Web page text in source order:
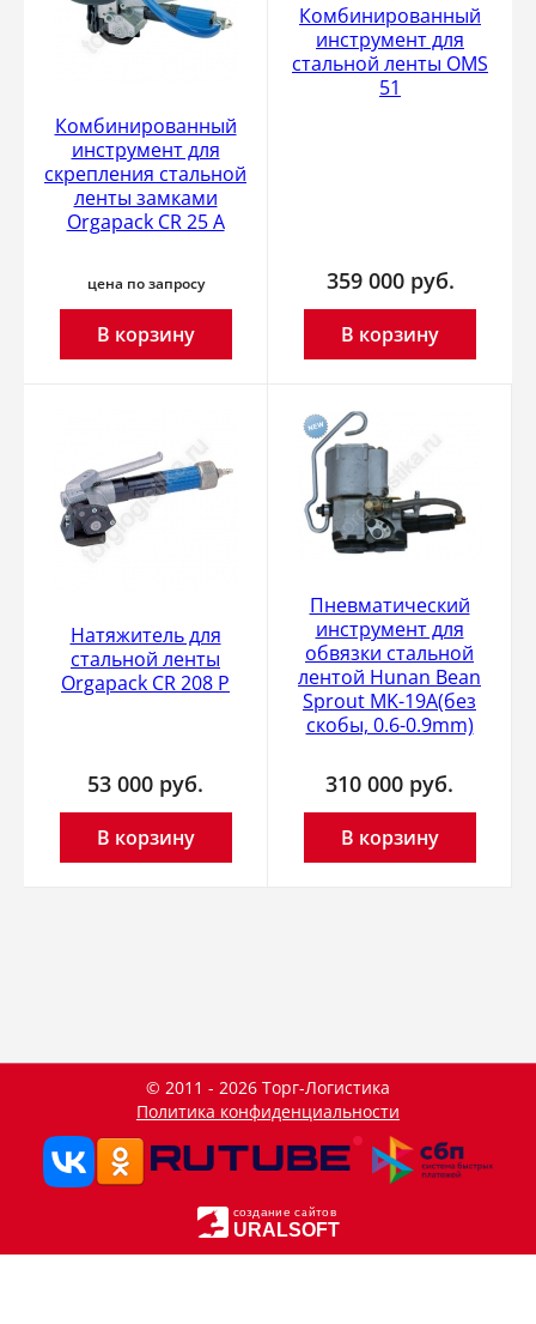
Комбинированный
инструмент для
скрепления стальной
ленты замками
Orgapack CR 25 A
цена по запросу
В корзину
Комбинированный
инструмент для
стальной ленты OMS
51
359 000 руб.
В корзину
Натяжитель для
стальной ленты
Orgapack CR 208 P
53 000 руб.
В корзину
Пневматический
инструмент для
обвязки стальной
лентой Hunan Bean
Sprout MK-19A(без
скобы, 0.6-0.9mm)
310 000 руб.
В корзину
© 2011 - 2026 Торг-Логистика
Политика конфиденциальности
создание сайтов
URALSOFT